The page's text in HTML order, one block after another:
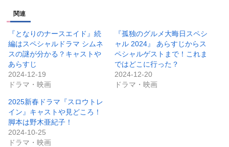
関連
『となりのナースエイド』続
編はスペシャルドラマ シムネ
スの謎が分かる？キャストや
あらすじ
2024-12-19
ドラマ・映画
『孤独のグルメ大晦日スペシ
ャル 2024』 あらすじからス
ペシャルゲストまで！これま
ではどこに行った？
2024-12-20
ドラマ・映画
2025新春ドラマ『スロウトレ
イン』キャストや見どころ！
脚本は野木亜紀子！
2024-10-25
ドラマ・映画